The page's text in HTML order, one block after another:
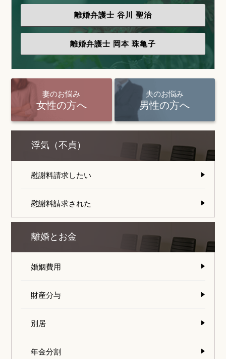
離婚弁護士 谷川 聖治
離婚弁護士 岡本 珠亀子
妻のお悩み
女性の方へ
夫のお悩み
男性の方へ
浮気（不貞）
慰謝料請求したい
慰謝料請求された
離婚とお金
婚姻費用
財産分与
別居
年金分割